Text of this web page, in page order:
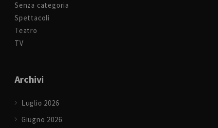
Senza categoria
Spettacoli
Teatro
TV
Archivi
Luglio 2026
Giugno 2026